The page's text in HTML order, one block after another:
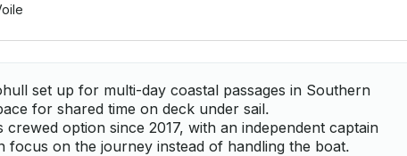
set up for multi-day coastal passages in Southern
for shared time on deck under sail.
option since 2017, with an independent captain
focus on the journey instead of handling the boat.